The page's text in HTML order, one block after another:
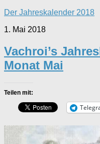
Der Jahreskalender 2018
1. Mai 2018
Vachroi’s
Monat Mai
Teilen mit: